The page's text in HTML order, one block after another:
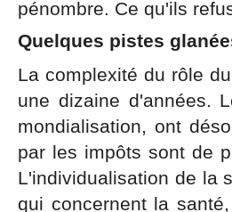
pénombre. Ce qu'ils
Quelques pistes
La complexité du rôle
une dizaine d'années.
mondialisation, ont
par les impôts sont de
L'individualisation de la
qui concernent la